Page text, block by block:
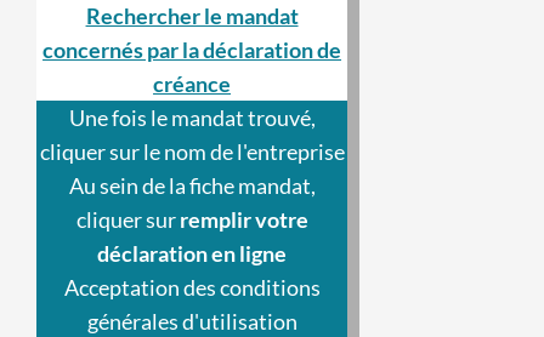
Rechercher le mandat
concernés par la déclaration de
créance
Une fois le mandat trouvé,
cliquer sur le nom de l'entreprise
Au sein de la fiche mandat,
cliquer surremplir votre
déclaration en ligne
Acceptation des conditions
générales d'utilisation